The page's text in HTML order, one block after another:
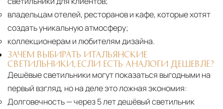
владельцам отелей, ресторанов и кафе, которые хотят
создать уникальную атмосферу;
коллекционерам и любителям дизайна.
ЗАЧЕМ ВЫБИРАТЬ ИТАЛЬЯНСКИЕ
СВЕТИЛЬНИКИ, ЕСЛИ ЕСТЬ АНАЛОГИ ДЕШЕВЛЕ?
Дешёвые светильники могут показаться выгодными на
первый взгляд, но на деле это ложная экономия:
Долговечность— через 5 лет дешёвый светильник